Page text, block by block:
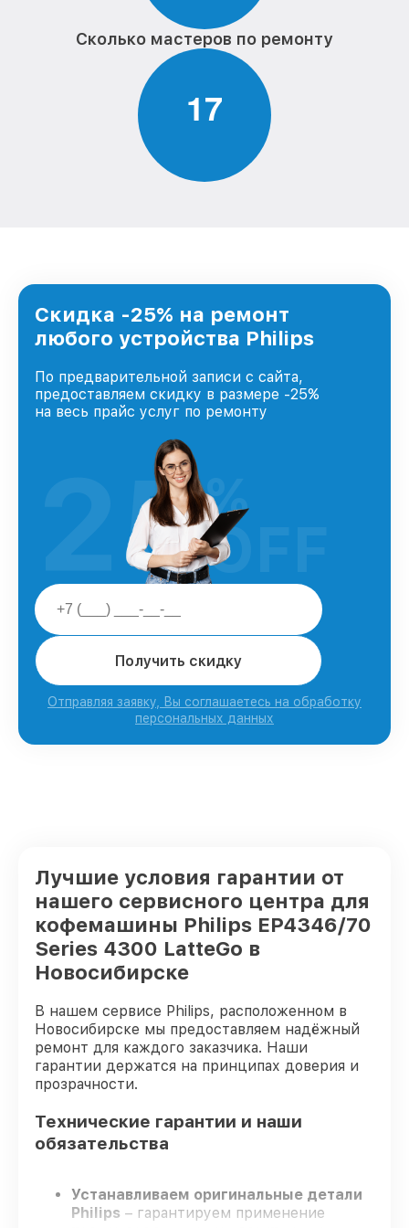
Сколько мастеров по ремонту
17
Скидка -25% на ремонт
любого устройства Philips
По предварительной записи с сайта,
предоставляем скидку в размере -25%
на весь прайс услуг по ремонту
Получить скидку
Отправляя заявку, Вы соглашаетесь на обработку
персональных данных
25%
OFF
Лучшие условия гарантии от
нашего сервисного центра для
кофемашины Philips EP4346/70
Series 4300 LatteGo в
Новосибирске
В нашем сервисе Philips, расположенном в
Новосибирске мы предоставляем надёжный
ремонт для каждого заказчика. Наши
гарантии держатся на принципах доверия и
прозрачности.
Технические гарантии и наши
обязательства
Устанавливаем оригинальные детали
Philips – гарантируем применение